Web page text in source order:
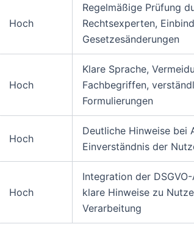
Hoch
Regelmäßige Prüfung
Rechtsexperten,
Gesetzesänderungen
Hoch
Klare Sprache,
Fachbegriffen,
Formulierungen
Hoch
Deutliche Hinweise bei
Einverständnis der
Hoch
Integration der
klare Hinweise zu
Verarbeitung